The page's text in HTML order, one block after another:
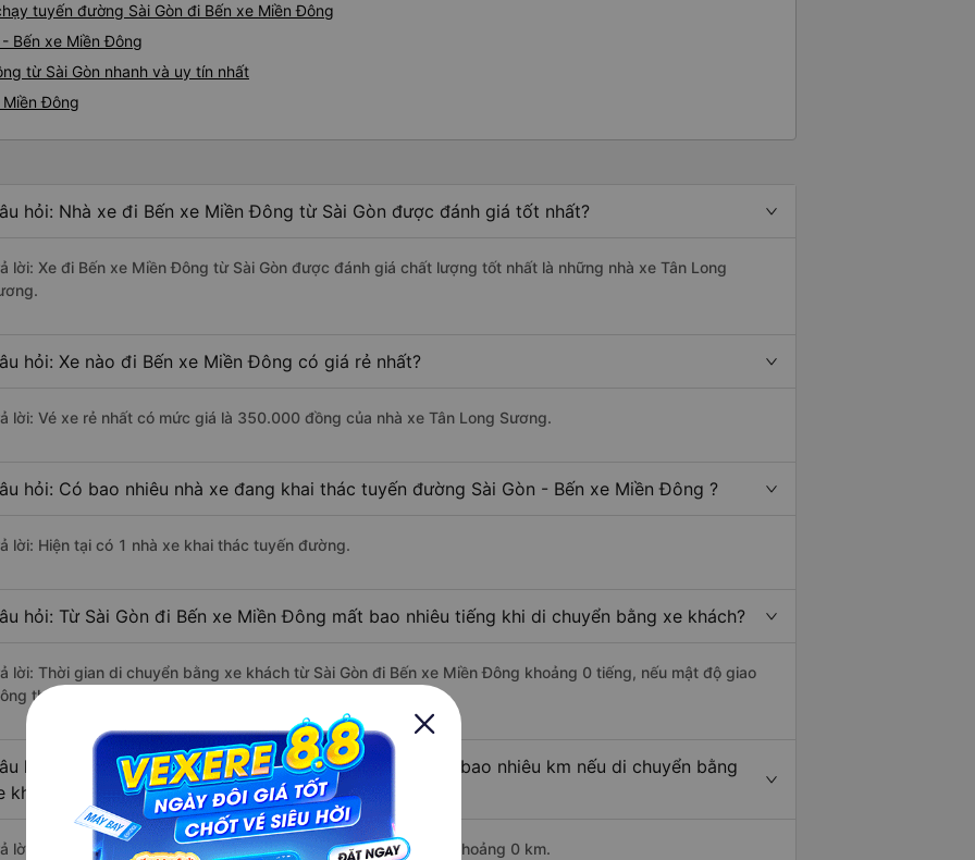
tuyến đường Sài Gòn đi Bến xe Miền Đông
Bến xe Miền Đông
từ Sài Gòn nhanh và uy tín nhất
Đông
hỏi: Nhà xe đi Bến xe Miền Đông từ Sài Gòn được đánh giá tốt nhất?
lời: Xe đi Bến xe Miền Đông từ Sài Gòn được đánh giá chất lượng tốt nhất là những nhà xe Tân Long
hỏi: Xe nào đi Bến xe Miền Đông có giá rẻ nhất?
lời: Vé xe rẻ nhất có mức giá là 350.000 đồng của nhà xe Tân Long Sương.
hỏi: Có bao nhiêu nhà xe đang khai thác tuyến đường Sài Gòn - Bến xe Miền Đông ?
lời: Hiện tại có 1 nhà xe khai thác tuyến đường.
hỏi: Từ Sài Gòn đi Bến xe Miền Đông mất bao nhiêu tiếng khi di chuyển bằng xe khách?
lời: Thời gian di chuyển bằng xe khách từ Sài Gòn đi Bến xe Miền Đông khoảng 0 tiếng, nếu mật độ giao
thuận lợi.
hỏi: Khoảng cách từ Sài Gòn đi Bến xe Miền Đông là bao nhiêu km nếu di chuyển bằng
khách?
lời: Đoạn đường đi Bến xe Miền Đông từ Sài Gòn có chiều dài khoảng 0 km.